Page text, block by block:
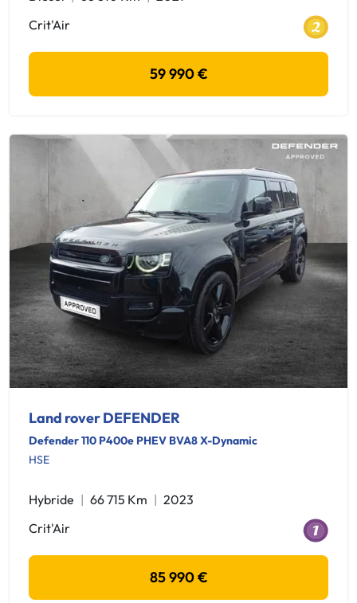
Crit'Air
59 990 €
Land rover DEFENDER
Defender 110 P400e PHEV BVA8 X-Dynamic
HSE
Hybride 66 715 Km
2023
Crit'Air
85 990 €